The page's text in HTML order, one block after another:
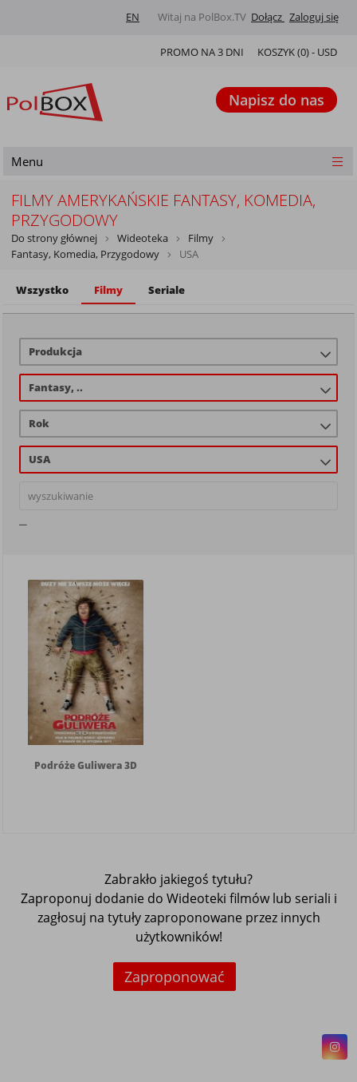
Witaj na PolBox.TV Dołącz Zaloguj się
EN
KOSZYK (0) - USD
PROMO NA 3 DNI
Napisz do nas
Menu
FILMY AMERYKAŃSKIE FANTASY, KOMEDIA,
PRZYGODOWY
Do strony głównej Wideoteka
Filmy
Fantasy, Komedia, Przygodowy
USA
Wszystko Filmy Seriale
Produkcja
Fantasy, ..
Rok
USA
Podróże Guliwera 3D
Zabrakło jakiegoś tytułu?
Zaproponuj dodanie do Wideoteki filmów lub seriali i
zagłosuj na tytuły zaproponowane przez innych
użytkowników!
Zaproponować